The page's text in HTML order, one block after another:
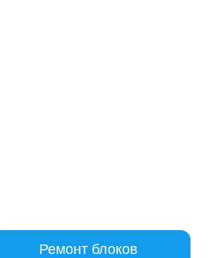
Ремонт блоков